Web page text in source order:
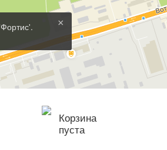
×
Корзина
пуста